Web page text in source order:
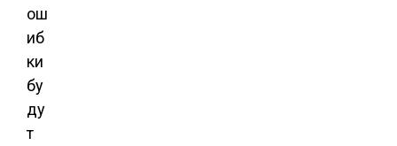
ош
иб
ки
бу
ду
т